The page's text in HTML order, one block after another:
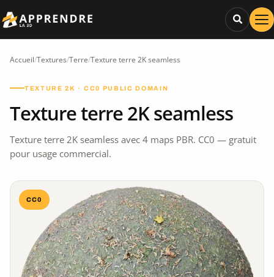
Accueil/Textures/Terre/Texture terre 2K seamless
TEXTURE 2K · CC0 PUBLIC DOMAIN
Texture terre 2K seamless
Texture terre 2K seamless avec 4 maps PBR. CC0 — gratuit
pour usage commercial.
CC0